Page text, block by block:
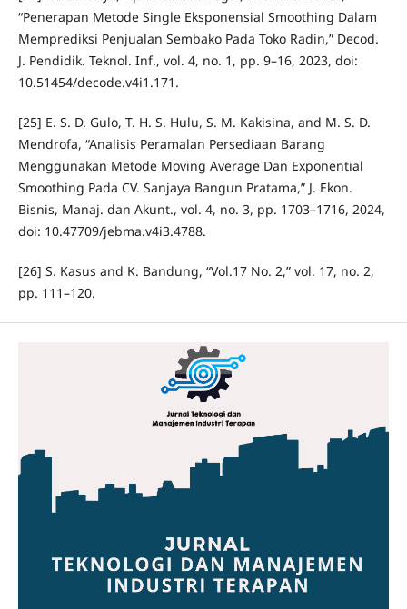
“Penerapan Metode Single Eksponensial Smoothing Dalam
Memprediksi Penjualan Sembako Pada Toko Radin,” Decod.
J. Pendidik. Teknol. Inf., vol. 4, no. 1, pp. 9–16, 2023, doi:
10.51454/decode.v4i1.171.
[25] E. S. D. Gulo, T. H. S. Hulu, S. M. Kakisina, and M. S. D.
Mendrofa, “Analisis Peramalan Persediaan Barang
Menggunakan Metode Moving Average Dan Exponential
Smoothing Pada CV. Sanjaya Bangun Pratama,” J. Ekon.
Bisnis, Manaj. dan Akunt., vol. 4, no. 3, pp. 1703–1716, 2024,
doi: 10.47709/jebma.v4i3.4788.
[26] S. Kasus and K. Bandung, “Vol.17 No. 2,” vol. 17, no. 2,
pp. 111–120.